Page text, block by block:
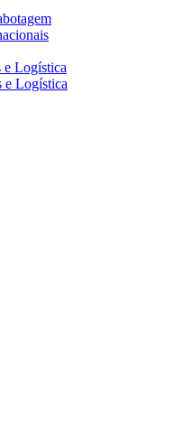
e Logística
e Logística